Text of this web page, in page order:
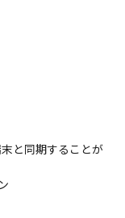
と同期することが